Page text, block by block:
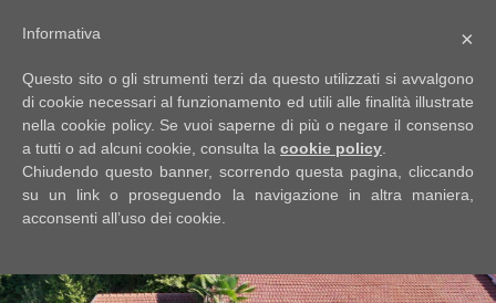
EN
HOME
SIAMO
Contratto
Qualsiasi
Vendita
×
Informativa
Questo sito o gli strumenti terzi da questo utilizzati si avvalgono
di cookie necessari al funzionamento ed utili alle finalità illustrate
nella cookie policy. Se vuoi saperne di più o negare il consenso
a tutti o ad alcuni cookie, consulta la cookie policy
Chiudendo questo banner, scorrendo questa pagina, cliccando
su un link o proseguendo la navigazione in altra maniera,
acconsenti all’uso dei cookie.